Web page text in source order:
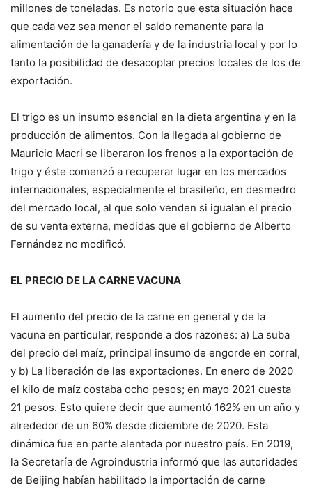
millones de toneladas. Es notorio que esta situación hace
que cada vez sea menor el saldo remanente para la
alimentación de la ganadería y de la industria local y por lo
tanto la posibilidad de desacoplar precios locales de los de
exportación.
El trigo es un insumo esencial en la dieta argentina y en la
producción de alimentos. Con la llegada al gobierno de
Mauricio Macri se liberaron los frenos a la exportación de
trigo y éste comenzó a recuperar lugar en los mercados
internacionales, especialmente el brasileño, en desmedro
del mercado local, al que solo venden si igualan el precio
de su venta externa, medidas que el gobierno de Alberto
Fernández no modificó.
EL PRECIO DE LA CARNE VACUNA
El aumento del precio de la carne en general y de la
vacuna en particular, responde a dos razones: a) La suba
del precio del maíz, principal insumo de engorde en corral,
y b) La liberación de las exportaciones. En enero de 2020
el kilo de maíz costaba ocho pesos; en mayo 2021 cuesta
21 pesos. Esto quiere decir que aumentó 162% en un año y
alrededor de un 60% desde diciembre de 2020. Esta
dinámica fue en parte alentada por nuestro país. En 2019,
la Secretaría de Agroindustria informó que las autoridades
de Beijing habían habilitado la importación de carne